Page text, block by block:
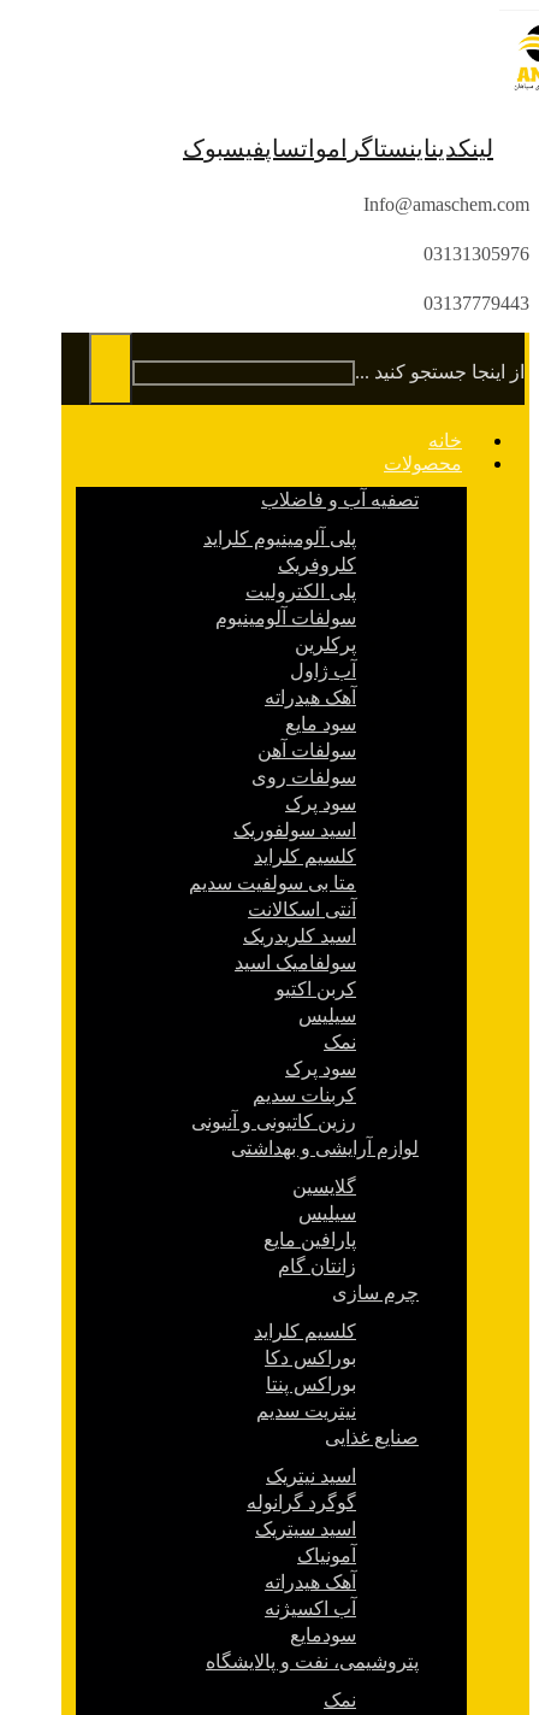
لینکدیناینستاگرامواتساپفیسبوک
Info@amaschem.com
03131305976
03137779443
از اینجا جستجو کنید ...
خانه
محصولات
تصفیه آب و فاضلاب
پلی آلومینیوم کلراید
کلروفریک
پلی الکترولیت
سولفات آلومینیوم
پرکلرین
آب ژاول
آهک هیدراته
سود مایع
سولفات آهن
سولفات روی
سود پرک
اسید سولفوریک
کلسیم کلراید
متا بی سولفیت سدیم
آنتی اسکالانت
اسید کلریدریک
سولفامیک اسید
کربن اکتیو
سیلیس
نمک
سود پرک
کربنات سدیم
رزین کاتیونی و آنیونی
لوازم آرایشی و بهداشتی
گلایسین
سیلیس
پارافین مایع
زانتان گام
چرم سازی
کلسیم کلراید
بوراکس دکا
بوراکس پنتا
نیتریت سدیم
صنایع غذایی
اسید نیتریک
گوگرد گرانوله
اسید سیتریک
آمونیاک
آهک هیدراته
آب اکسیژنه
سودمایع
پتروشیمی، نفت و پالایشگاه
نمک